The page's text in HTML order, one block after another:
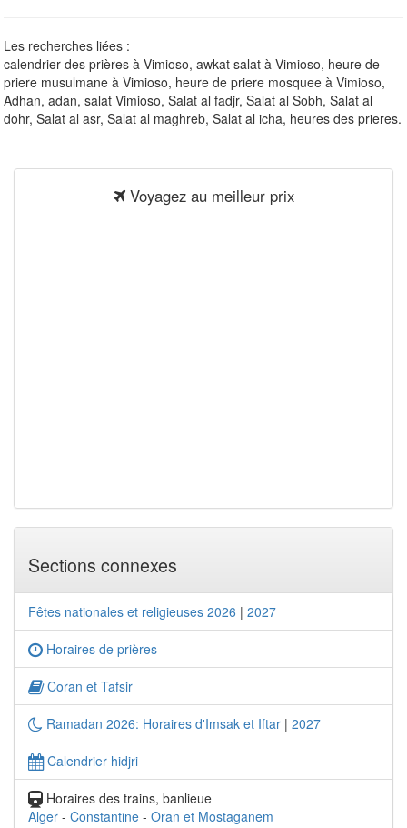
Les recherches liées :
calendrier des prières à Vimioso, awkat salat à Vimioso, heure de
priere musulmane à Vimioso, heure de priere mosquee à Vimioso,
Adhan, adan, salat Vimioso, Salat al fadjr, Salat al Sobh, Salat al
dohr, Salat al asr, Salat al maghreb, Salat al icha, heures des prieres.
Voyagez au meilleur prix
Sections connexes
Fêtes nationales et religieuses 2026 | 2027
Horaires de prières
Coran et Tafsir
Ramadan 2026: Horaires d'Imsak et Iftar | 2027
Calendrier hidjri
Horaires des trains, banlieue
Alger - Constantine - Oran et Mostaganem